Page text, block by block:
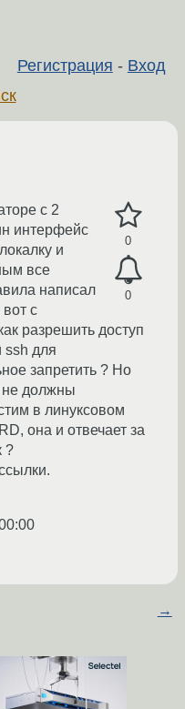
Регистрация - Вход
0
0
с 2
интерфейс
и
все
написал
с
разрешить доступ
ssh для
запретить ? Но
не должны
в линуксовом
она и отвечает за
?
→